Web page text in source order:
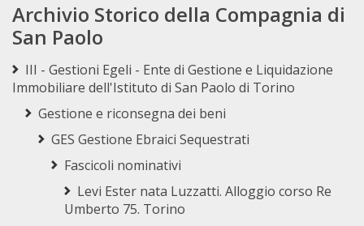
Archivio Storico della Compagnia di
San Paolo
III - Gestioni Egeli - Ente di Gestione e Liquidazione
Immobiliare dell'Istituto di San Paolo di Torino
Gestione e riconsegna dei beni
GES Gestione Ebraici Sequestrati
Fascicoli nominativi
Levi Ester nata Luzzatti. Alloggio corso Re
Umberto 75. Torino